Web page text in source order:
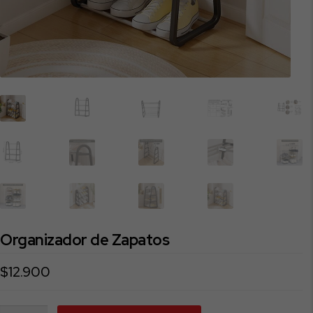
Organizador de Zapatos
$12.900